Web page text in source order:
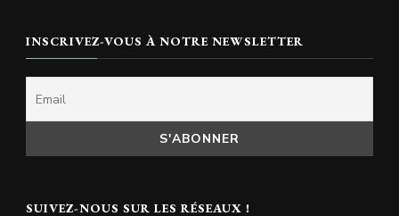
INSCRIVEZ-VOUS À NOTRE NEWSLETTER
SUIVEZ-NOUS SUR LES RÉSEAUX !